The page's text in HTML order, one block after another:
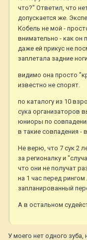
что?" Ответил, что
допускается же.
Кобель не мой -
внимательно - как он
даже ей прикус не
заплетала задние
видимо она просто
известно не спорят.
по каталогу из 10
сука организаторов
юниоры по
в такие совпадения -
Не верю, что 7 сук 2
за регионалку и
что они не получат
на 1 час перед
запланированный
А в остальном
У моего нет одного